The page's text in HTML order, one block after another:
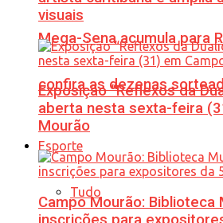
Mega-Sena acumula para
confira as dezenas
Esporte
Tudo
visuais
Exposição “Reflexos da
aberta nesta sexta-feira
Mourão
Campo Mourão: Biblioteca